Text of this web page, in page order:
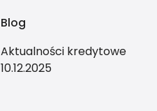
Blog
Aktualności kredytowe
10.12.2025